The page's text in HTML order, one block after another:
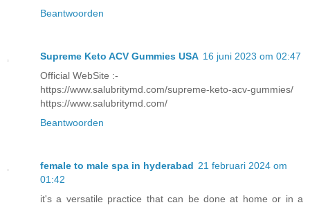
Beantwoorden
Supreme Keto ACV Gummies USA 16 juni 2023 om 02:47
Official WebSite :-
https://www.salubritymd.com/supreme-keto-acv-gummies/
https://www.salubritymd.com/
Beantwoorden
female to male spa in hyderabad 21 februari 2024 om
01:42
it's a versatile practice that can be done at home or in a